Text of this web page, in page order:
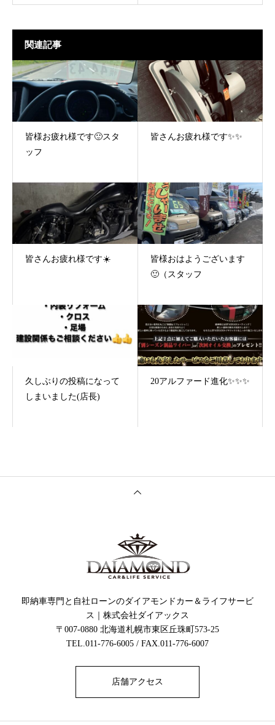
関連記事
皆様お疲れ様です🙂スタ
ッフ
皆さんお疲れ様です✨✨
皆さんお疲れ様です☀️
皆様おはようございます
🙂（スタッフ
久しぶりの投稿になって
しまいました(店長)
20アルファード進化✨✨✨
即納車専門と自社ローンのダイアモンドカー＆ライフサービ
ス｜株式会社ダイアックス
〒007-0880 北海道札幌市東区丘珠町573-25
TEL.011-776-6005 / FAX.011-776-6007
店舗アクセス